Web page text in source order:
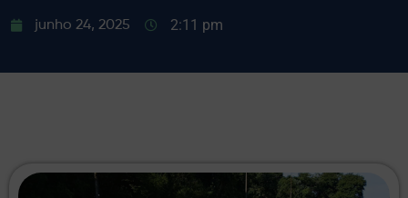
junho 24, 2025 2:11 pm